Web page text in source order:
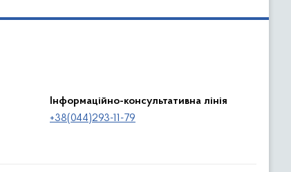
Інформаційно-консультативна лінія
+38(044)293-11-79